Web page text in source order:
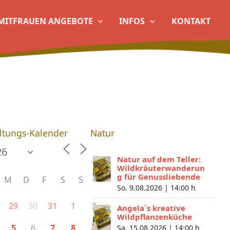
ANGEBOTE INFOS KONTAKT
Kalender
M D F S S
29 30 31 1
2
6 9
Natur
Natur auf dem Teller:
Wildkräuterwanderun
g für Genussliebende
So. 9.08.2026 | 14:00 h
Angela´s kreative
Wildpflanzenküche
Sa. 15.08.2026 | 14:00 h